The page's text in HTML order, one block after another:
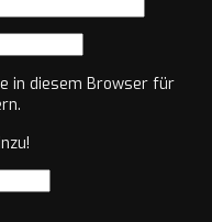
in diesem Browser für